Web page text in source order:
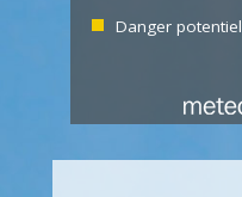
Danger potentiel